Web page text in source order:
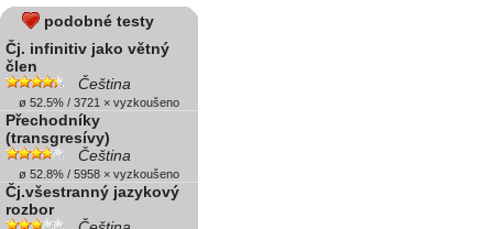
podobné testy
Čj. infinitiv jako větný
člen
Čeština
ø 52.5% / 3721 × vyzkoušeno
Přechodníky
(transgresívy)
Čeština
ø 52.8% / 5958 × vyzkoušeno
Čj.všestranný jazykový
rozbor